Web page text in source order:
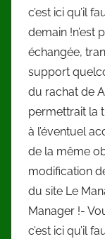
c’est ici qu’il
demain !n’est
échangée,
support
du rachat de
permettrait la
à l’éventuel
de la même
modification
du site Le
Manager !-
c’est ici qu’il